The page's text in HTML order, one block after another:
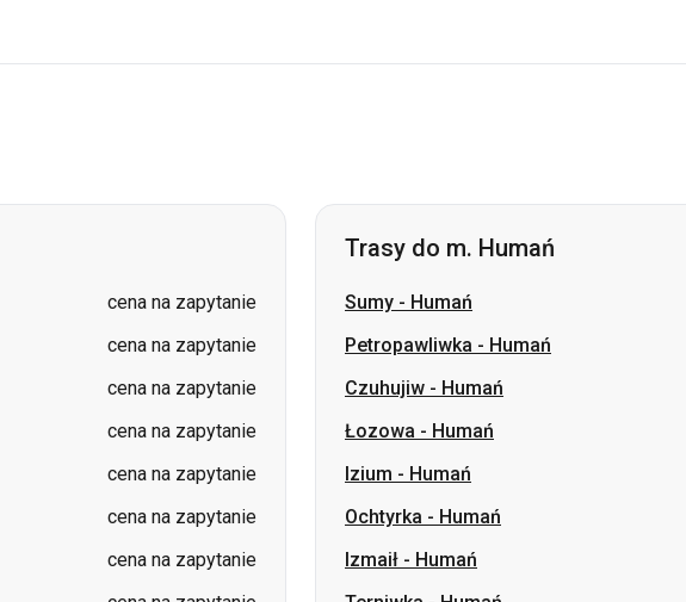
cena na zapytanie
cena na zapytanie
cena na zapytanie
cena na zapytanie
cena na zapytanie
cena na zapytanie
cena na zapytanie
Czuhujiw- Humań
Łozowa-Humań
Izium-Humań
Ochtyrka-Humań
Izmaił-Humań
Terniwka-Humań
Kramatorsk-Humań
Słowiańsk-Humań